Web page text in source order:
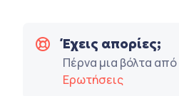
Έχεις απορίες;
Πέρνα μια βόλτα από
Ερωτήσεις